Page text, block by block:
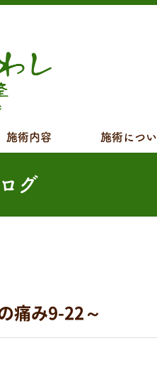
施術内容 施術につ
グ
み9-22～